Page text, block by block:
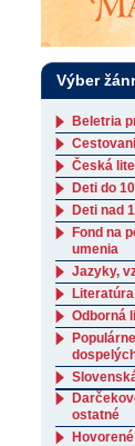
Výber
Beletria
Česká
Deti do
Deti nad
Fond na
umenia
Jazyky,
Odborná
ostatné